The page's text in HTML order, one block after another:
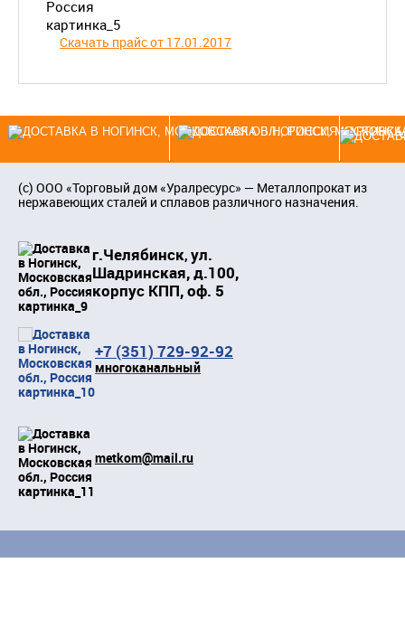
Скачать прайс от 17.01.2017
(c) ООО «Торговый дом «Уралресурс» — Металлопрокат из
нержавеющих сталей и сплавов различного назначения.
г.Челябинск, ул.
Шадринская, д.100,
корпус КПП, оф. 5
+7 (351) 729-92-92
многоканальный
metkom@mail.ru